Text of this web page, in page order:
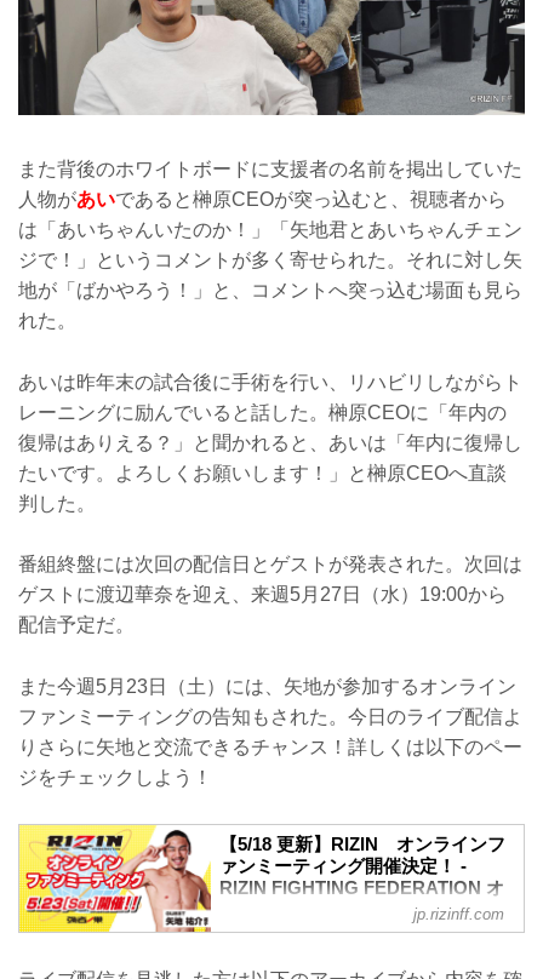
また背後のホワイトボードに支援者の名前を掲出していた
人物があいであると榊原CEOが突っ込むと、視聴者から
は「あいちゃんいたのか！」「矢地君とあいちゃんチェン
ジで！」というコメントが多く寄せられた。それに対し矢
地が「ばかやろう！」と、コメントへ突っ込む場面も見ら
れた。
あいは昨年末の試合後に手術を行い、リハビリしながらト
レーニングに励んでいると話した。榊原CEOに「年内の
復帰はありえる？」と聞かれると、あいは「年内に復帰し
たいです。よろしくお願いします！」と榊原CEOへ直談
判した。
番組終盤には次回の配信日とゲストが発表された。次回は
ゲストに渡辺華奈を迎え、来週5月27日（水）19:00から
配信予定だ。
また今週5月23日（土）には、矢地が参加するオンライン
ファンミーティングの告知もされた。今日のライブ配信よ
りさらに矢地と交流できるチャンス！詳しくは以下のペー
ジをチェックしよう！
【5/18 更新】RIZIN オンラインフ
ァンミーティング開催決定！ -
RIZIN FIGHTING FEDERATION オ
jp.rizinff.com